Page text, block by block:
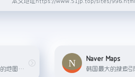
俄罗斯Yandex公司的地图服务，提供详细的地理信息、交通状况、卫星图像以及三维城市模型查看。
Naver Maps